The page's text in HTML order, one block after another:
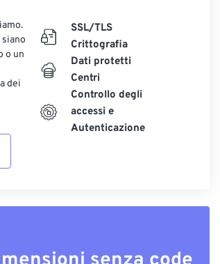
o un
dei
SSL/TLS
Crittografia
Dati protetti
Centri
Controllo degli
accessi e
Autenticazione